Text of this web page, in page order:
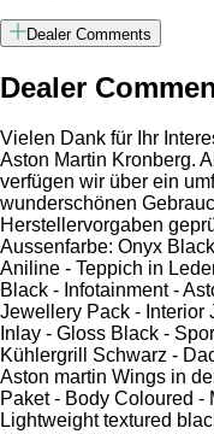
Dealer Comments
Dealer
Vielen Dank für Ihr
Aston Martin Kronberg.
verfügen wir über ein
wunderschönen
Herstellervorgaben
Aussenfarbe: Onyx
Aniline - Teppich in
Black - Infotainment -
Jewellery Pack - Interior
Inlay - Gloss Black -
Kühlergrill Schwarz -
Aston martin Wings in
Paket - Body Coloured -
Lightweight textured